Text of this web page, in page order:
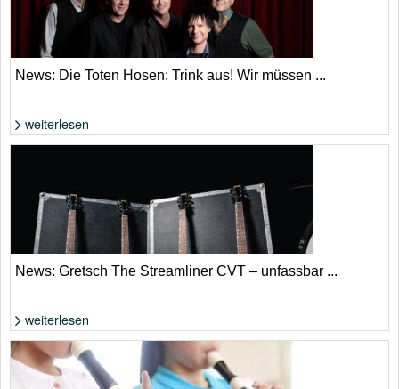
News: Die Toten Hosen: Trink aus! Wir müssen ...
weiterlesen
Wenig Geld für reichlich Gitarre | Gretsch
News: Gretsch The Streamliner CVT – unfassbar ...
weiterlesen